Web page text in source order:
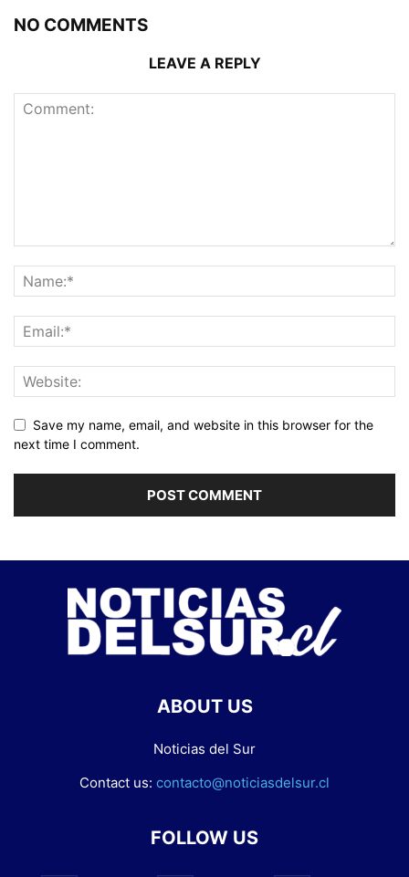
NO COMMENTS
LEAVE A REPLY
Save my name, email, and website in this browser for the
next time I comment.
ABOUT US
Noticias del Sur
Contact us: contacto@noticiasdelsur.cl
FOLLOW US